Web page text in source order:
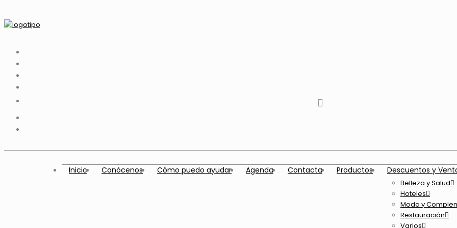
Youtube
Inicio Conócenos Cómo puedo ayudar Agenda Contacta Productos Descuentos y
Belleza y Salud
Hoteles
Moda y
Restauración
Varios